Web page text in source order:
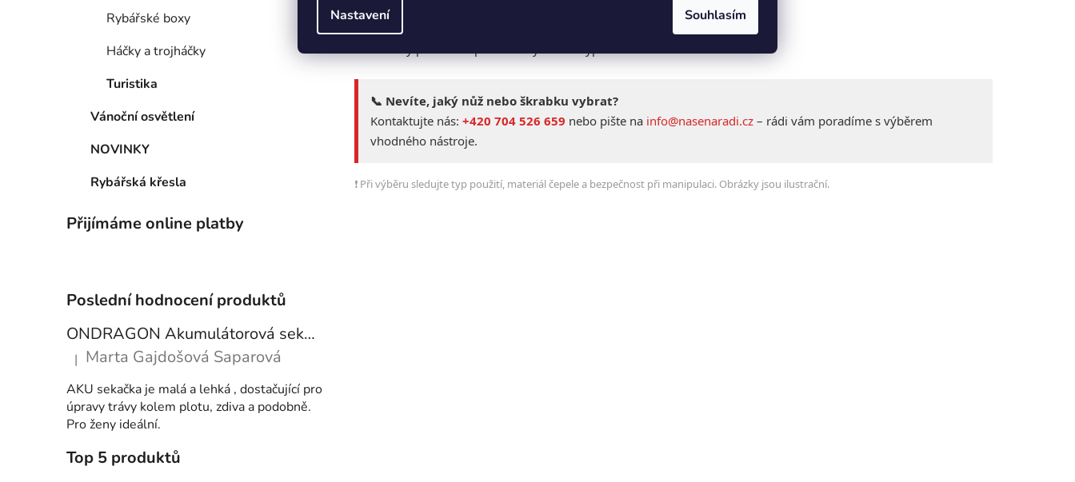
Nastavení Souhlasím
Rybářské boxy
Háčky a trojháčky
Turistika
Vánoční osvětlení
NOVINKY
Rybářská křesla
Přijímáme online platby
Poslední hodnocení produktů
ONDRAGON Akumulátorová sekačka 2v1 XXL 36 V – sada se 2 bateriemi, podvozkem a příslušenstvím
Hodnocení produktu je 5 z 5 hvězdiček.
| Marta Gajdošová Saparová
AKU sekačka je malá a lehká , dostačující pro
úpravy trávy kolem plotu, zdiva a podobně.
Pro ženy ideální.
Top 5 produktů
• Příprava nástrah a vybavení u vody
• Kempování a outdoorové aktivity
📞 Nevíte, jaký nůž nebo škrabku vybrat?
Kontaktujte nás: +420 704 526 659 nebo pište na info@nasenaradi.cz – rádi vám poradíme s výběrem
vhodného nástroje.
❗ Při výběru sledujte typ použití, materiál čepele a bezpečnost při manipulaci. Obrázky jsou ilustrační.